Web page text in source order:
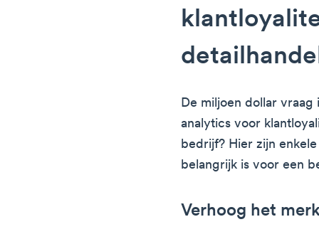
De miljoen dollar vraag
analytics voor
bedrijf? Hier zijn
belangrijk is voor een
Verhoog het